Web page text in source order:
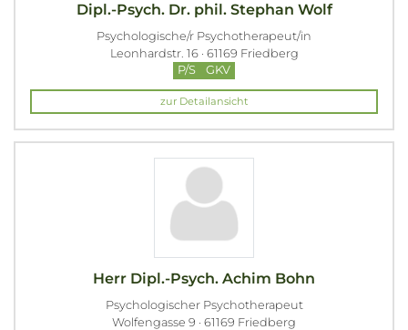
Dipl.-Psych. Dr. phil. Stephan Wolf
Psychologische/r Psychotherapeut/in
Leonhardstr. 16 · 61169 Friedberg
P/S
GKV
zur Detailansicht
Herr Dipl.-Psych. Achim Bohn
Psychologischer Psychotherapeut
Wolfengasse 9 · 61169 Friedberg